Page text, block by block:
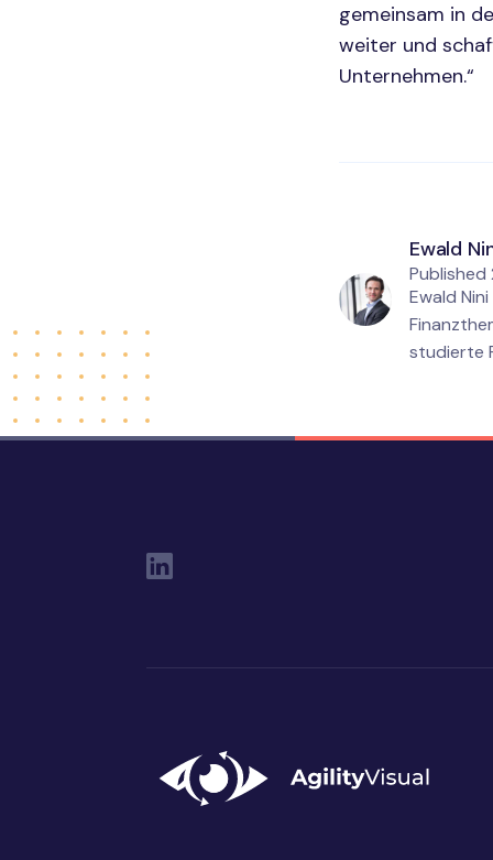
gemeinsam in
weiter und
Unternehmen.“
Ewald
Published
Ewald
studierte
Social Links